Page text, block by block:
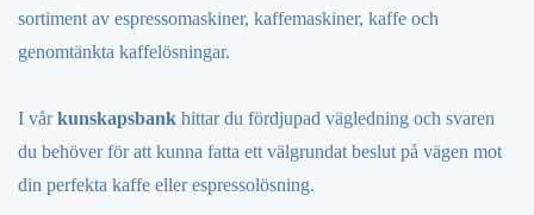
sortiment av espressomaskiner, kaffemaskiner, kaffe och
genomtänkta kaffelösningar.
I vårkunskapsbank hittar du fördjupad vägledning och svaren
du behöver för att kunna fatta ett välgrundat beslut på vägen mot
din perfekta kaffe eller espressolösning.